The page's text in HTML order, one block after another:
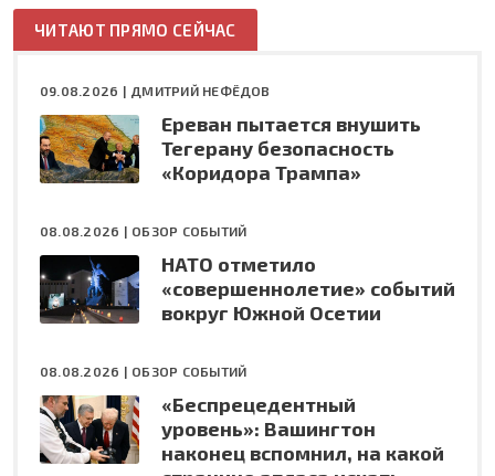
ЧИТАЮТ ПРЯМО СЕЙЧАС
09.08.2026 | ДМИТРИЙ НЕФЁДОВ
Ереван пытается внушить
Тегерану безопасность
«Коридора Трампа»
08.08.2026 | ОБЗОР СОБЫТИЙ
НАТО отметило
«совершеннолетие» событий
вокруг Южной Осетии
08.08.2026 | ОБЗОР СОБЫТИЙ
«Беспрецедентный
уровень»: Вашингтон
наконец вспомнил, на какой